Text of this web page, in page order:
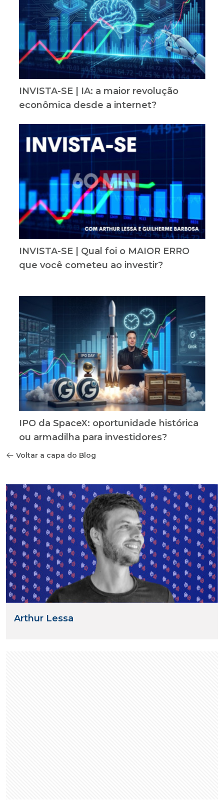
INVISTA-SE | IA: a maior revolução
econômica desde a internet?
INVISTA-SE | Qual foi o MAIOR ERRO
que você cometeu ao investir?
IPO da SpaceX: oportunidade histórica
ou armadilha para investidores?
Voltar a capa do Blog
Arthur Lessa